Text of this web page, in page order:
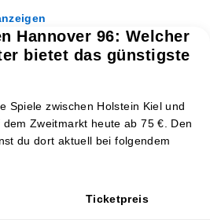
Hannover 96: Welcher
bietet das günstigste
Spiele zwischen Holstein Kiel und
Zweitmarkt heute ab 75 €. Den
du dort aktuell bei folgendem
Ticketpreis